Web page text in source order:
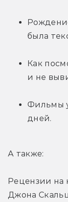
была
Как
и не
Фильмы
дней.
А также:
Рецензии на
Джона